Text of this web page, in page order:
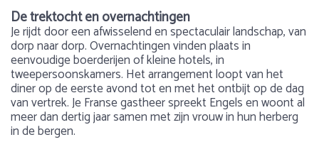
De trektocht en overnachtingen
Je rijdt door een afwisselend en spectaculair landschap, van
dorp naar dorp. Overnachtingen vinden plaats in
eenvoudige boerderijen of kleine hotels, in
tweepersoonskamers. Het arrangement loopt van het
diner op de eerste avond tot en met het ontbijt op de dag
van vertrek. Je Franse gastheer spreekt Engels en woont al
meer dan dertig jaar samen met zijn vrouw in hun herberg
in de bergen.